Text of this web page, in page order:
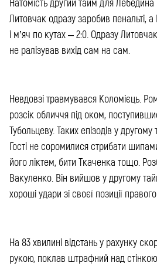
Литовчак одразу заробив пенальті, а
і м’яч по кутах – 2:0. Одразу
не ралізував вихід сам на сам.
Невдовзі травмувався Коломієць.
розсік обличчя під оком,
Тубольцеву. Таких епізодів у
Гості не соромилися стрибати
його ліктем, бити Ткаченка тощо.
Вакуленко. Він вийшов у другому
хороші удари зі своєї позиції правого
На 83 хвилині відстань у рахунку
рукою, поклав штрафний над